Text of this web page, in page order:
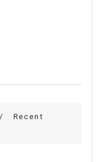
Recent